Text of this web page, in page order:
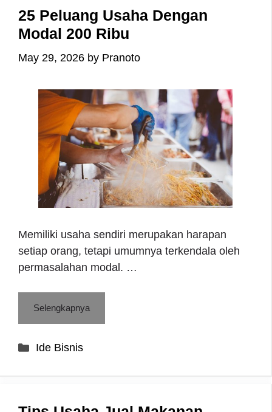
25 Peluang Usaha Dengan
Modal 200 Ribu
May 29, 2026 by Pranoto
Memiliki usaha sendiri merupakan harapan
setiap orang, tetapi umumnya terkendala oleh
permasalahan modal. …
Selengkapnya
Categories
Ide Bisnis